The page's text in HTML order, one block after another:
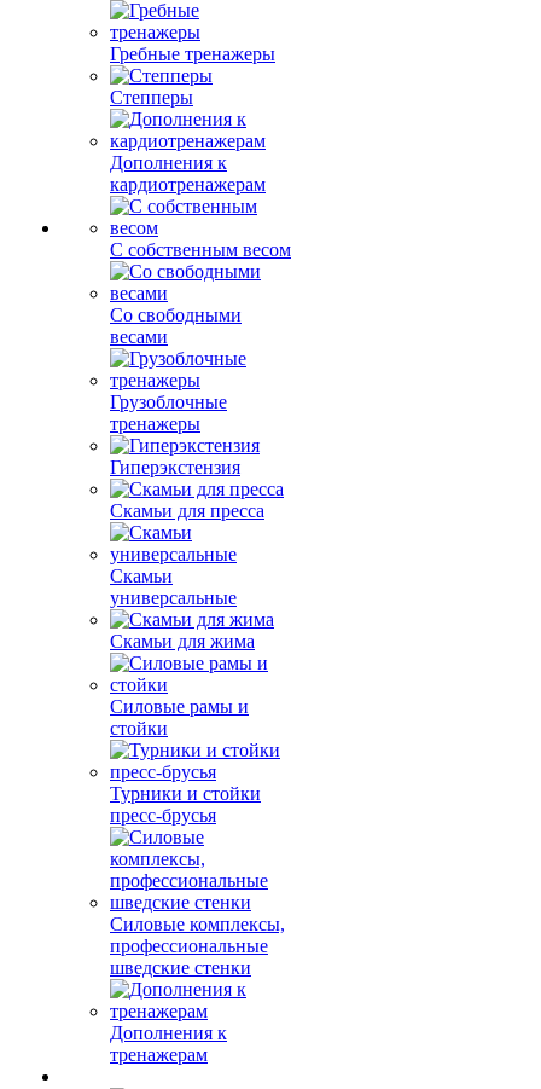
Гребные тренажеры
Степперы
Дополнения к
кардиотренажерам
С собственным весом
Со свободными
весами
Грузоблочные
тренажеры
Гиперэкстензия
Скамьи для пресса
Скамьи
универсальные
Скамьи для жима
Силовые рамы и
стойки
Турники и стойки
пресс-брусья
Силовые комплексы,
профессиональные
шведские стенки
Дополнения к
тренажерам